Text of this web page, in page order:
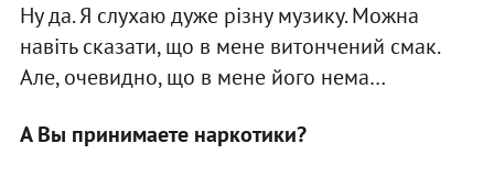
Ну да. Я слухаю дуже різну музику. Можна
навіть сказати, що в мене витончений смак.
Але, очевидно, що в мене його нема…
А Вы принимаете наркотики?